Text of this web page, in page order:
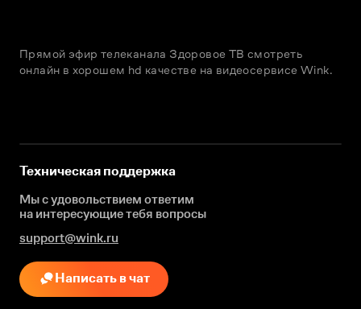
Прямой эфир телеканала Здоровое ТВ смотреть
онлайн в хорошем hd качестве на видеосервисе Wink.
Техническая поддержка
Мы с удовольствием ответим
на интересующиетебя вопросы
support@wink.ru
Написать в чат